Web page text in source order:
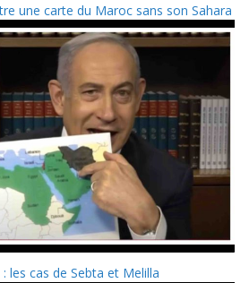
une carte du Maroc sans son Sahara
les cas de Sebta et Melilla